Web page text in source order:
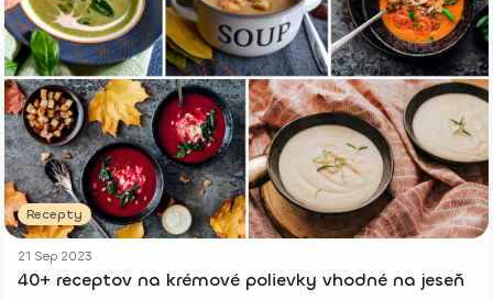
Recepty
21 Sep 2023
40+ receptov na krémové polievky vhodné na jeseň